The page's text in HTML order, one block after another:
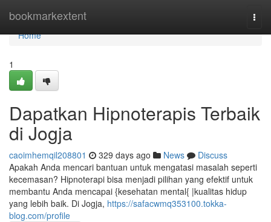
bookmarkextent
Home
Home
1
Dapatkan Hipnoterapis Terbaik
di Jogja
caoimhemqil208801 329 days ago News
Discuss
Apakah Anda mencari bantuan untuk mengatasi masalah seperti
kecemasan? Hipnoterapi bisa menjadi pilihan yang efektif untuk
membantu Anda mencapai {kesehatan mental{ |kualitas hidup
yang lebih baik. Di Jogja, https://safacwmq353100.tokka-
blog.com/profile